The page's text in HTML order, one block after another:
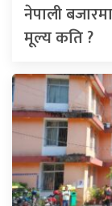
नेपाली
मूल्य कति ?